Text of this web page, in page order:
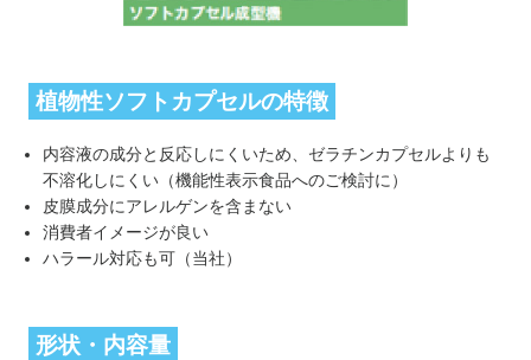
植物性ソフトカプセルの特徴
内容液の成分と反応しにくいため、 ゼラチンカプセルよりも
不溶化しにくい（機能性表示食品へのご検討に）
皮膜成分にアレルゲンを含まない
消費者イメージが良い
ハラール対応も可（当社）
形状・内容量